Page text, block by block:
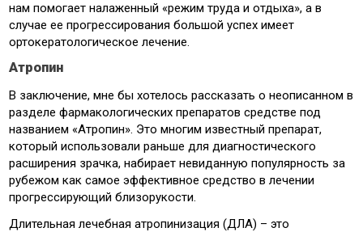
нам помогает налаженный «режим труда и отдыха», а в
случае ее прогрессирования большой успех имеет
ортокератологическое лечение.
Атропин
В заключение, мне бы хотелось рассказать о неописанном в
разделе фармакологических препаратов средстве под
названием «Атропин». Это многим известный препарат,
который использовали раньше для диагностического
расширения зрачка, набирает невиданную популярность за
рубежом как самое эффективное средство в лечении
прогрессирующий близорукости.
Длительная лечебная атропинизация (ДЛА) – это